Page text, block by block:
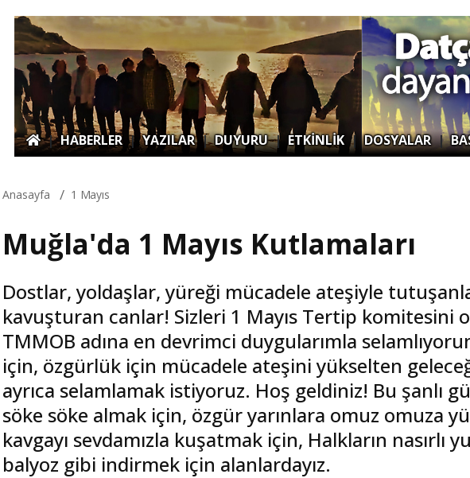
|HABERLER|YAZILAR|DUYURU| ETKİNLİK |DOSYALAR|
Anasayfa 1 Mayıs
Muğla'da 1 Mayıs Kutlamaları
Dostlar, yoldaşlar, yüreği mücadele ateşiyle
kavuşturan canlar! Sizleri 1 Mayıs Tertip komitesini
TMMOB adına en devrimci duygularımla
için, özgürlük için mücadele ateşini yükselten
ayrıca selamlamak istiyoruz. Hoş geldiniz! Bu şanlı
söke söke almak için, özgür yarınlara omuz omuza
kavgayı sevdamızla kuşatmak için, Halkların nasırlı
balyoz gibi indirmek için alanlardayız.